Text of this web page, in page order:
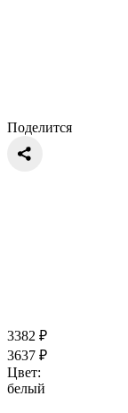
Поделится
3382 ₽
3637 ₽
Цвет:
белый